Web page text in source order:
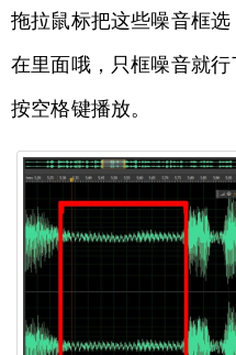
拖拉鼠标把这些噪音框
在里面哦，只框噪音就行
按空格键播放。